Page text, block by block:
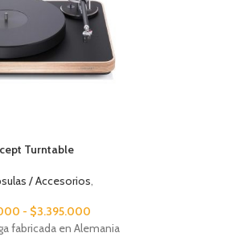
Turntable
/ Accesorios,
- $3.395.000
fabricada en Alemania